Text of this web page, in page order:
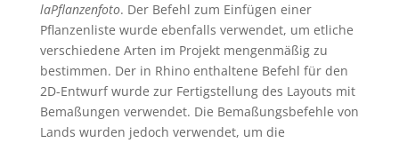
laPflanzenfoto. Der Befehl zum Einfügen einer
Pflanzenliste wurde ebenfalls verwendet, um etliche
verschiedene Arten im Projekt mengenmäßig zu
bestimmen. Der in Rhino enthaltene Befehl für den
2D-Entwurf wurde zur Fertigstellung des Layouts mit
Bemaßungen verwendet. Die Bemaßungsbefehle von
Lands wurden jedoch verwendet, um die